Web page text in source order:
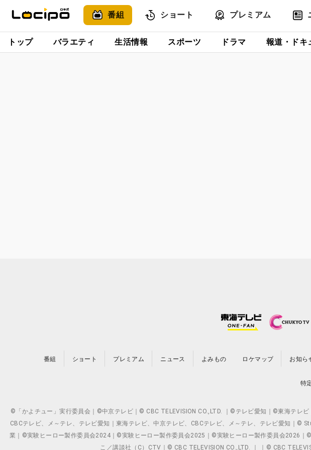
番組 ショート プレミアム
トップ バラエティ 生活情報 スポーツ ドラマ 報道・ドキ
番組 ショート プレミアム ニュース よみもの ロケマップ お知ら
特
©「かよチュー」実行委員会｜©中京テレビ｜© CBC TELEVISION CO.,LTD. ｜©テレビ愛知｜©東海テレ
CBCテレビ、メ～テレ、テレビ愛知｜東海テレビ、中京テレビ、CBCテレビ、メ～テレ、テレビ愛知｜
業｜©実験ヒーロー製作委員会2024｜©実験ヒーロー製作委員会2025｜©実験ヒーロー製作委員会2026｜
こ／講談社（C）CTV｜© CBC TELEVISION CO.,LTD. ｜ ｜© CBC